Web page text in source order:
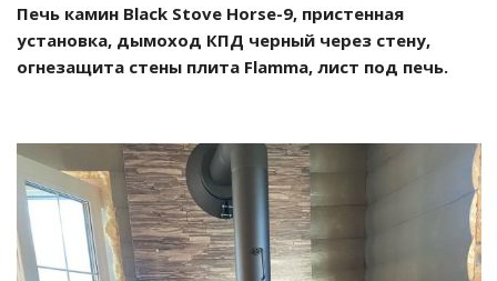
Печь камин Black Stove Horse-9, пристенная
установка, дымоход КПД черный через стену,
огнезащита стены плита Flamma, лист под печь.